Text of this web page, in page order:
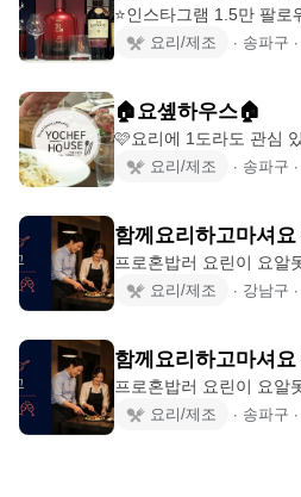
⭐️인스타그램 1.5만 팔로
스키 리뷰계정 @whi_g
요리/제조 ∙ 송파구 ∙
🏠요솊하우스🏠
🩷요리에 1도라도 관심 있으신 분 🩷
가 없을경우, 요솊하우스
요리/제조 ∙ 송파구 ∙
함께요리하고마셔
프로혼밥러 요린이 요알못 모집 중🫶
~ 1981년생을 위한 함요
요리/제조 ∙ 강남구 ∙
함께요리하고마셔
프로혼밥러 요린이 요알못 모집 중🫶
~ 1991년생을 위한 함요
요리/제조 ∙ 송파구 ∙